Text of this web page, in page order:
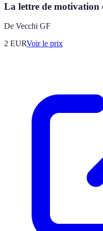
La lettre de motivation
De Vecchi GF
2 EURVoir le prix